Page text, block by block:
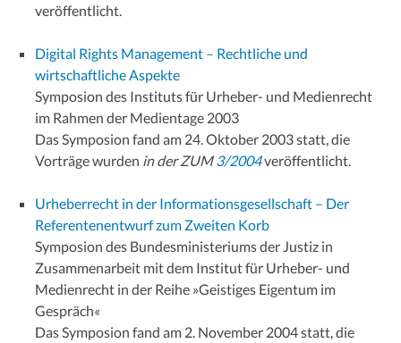
veröffentlicht.
Digital Rights Management – Rechtliche und
wirtschaftliche Aspekte
Symposion des Instituts für Urheber- und Medienrecht
im Rahmen der Medientage 2003
Das Symposion fand am 24. Oktober 2003 statt, die
Vorträge wurden in der ZUM3/2004veröffentlicht.
Urheberrecht in der Informationsgesellschaft – Der
Referentenentwurf zum Zweiten Korb
Symposion des Bundesministeriums der Justiz in
Zusammenarbeit mit dem Institut für Urheber- und
Medienrecht in der Reihe »Geistiges Eigentum im
Gespräch«
Das Symposion fand am 2. November 2004 statt, die